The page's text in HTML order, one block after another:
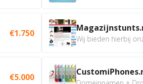
€1.750
€5.000
Wij bieden hierbij